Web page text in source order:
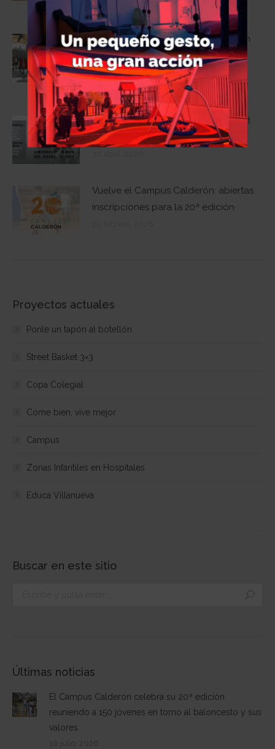
10 julio, 2026
El 3×3 Street Basket de la Fundación
José Manuel Calderón arranca este
sábado en Zafra
6 mayo, 2026
Una primavera más regresa el Street
Basket Tour
Vuelve el Campus Calderón: abiertas
inscripciones para la 20ª edición
Proyectos actuales
Ponle un tapón al botellón
Street Basket 3×3
Copa Colegial
Come bien, vive mejor
Campus
Zonas Infantiles en Hospitales
Educa Villanueva
Buscar en este sitio
Últimas noticias
El Campus Calderón celebra su 20ª edición
reuniendo a 150 jóvenes en torno al baloncesto y sus
valores
10 julio, 2026